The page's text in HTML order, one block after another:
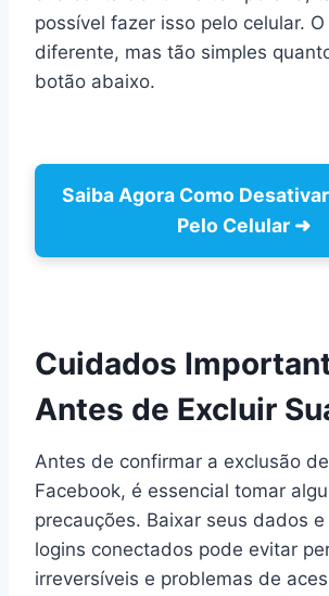
possível fazer isso pelo celular.
diferente, mas tão simples
botão abaixo.
Saiba Agora Como
Pelo Celular ➜
Cuidados
Antes de Excluir
Antes de confirmar a exclusão
Facebook, é essencial tomar
precauções. Baixar seus dados
logins conectados pode evitar
irreversíveis e problemas de